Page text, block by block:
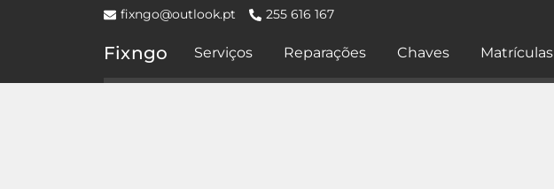
fixngo@outlook.pt 255 616 167
Fixngo Serviços Reparações Chaves Matrículas